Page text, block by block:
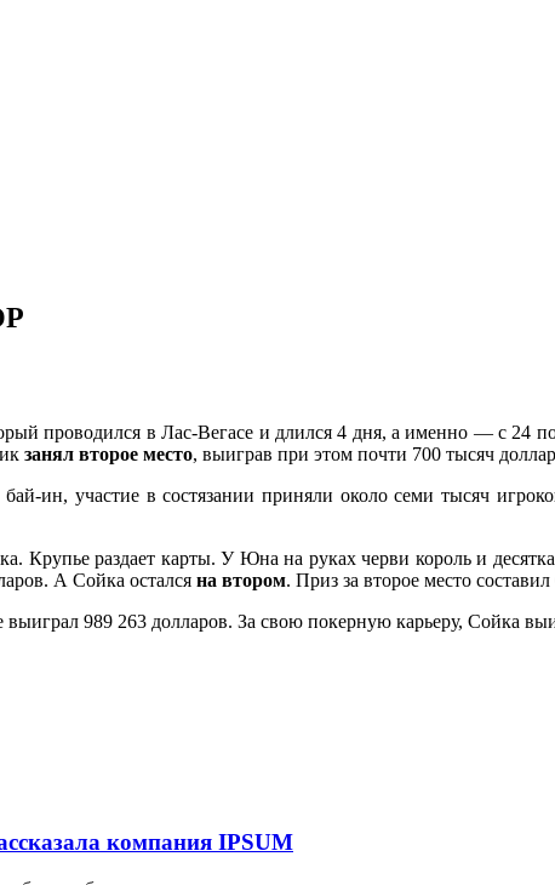
проводился в Лас-Вегасе и длился 4 дня, а именно — с 24
занял второе место, выиграв при этом почти 700 тысяч
ин, участие в состязании приняли около семи тысяч
раздает карты. У Юна на руках черви король и
А Сойка остался на втором. Приз за второе место составил
989 263 долларов. За свою покерную карьеру, Сойка
компания IPSUM